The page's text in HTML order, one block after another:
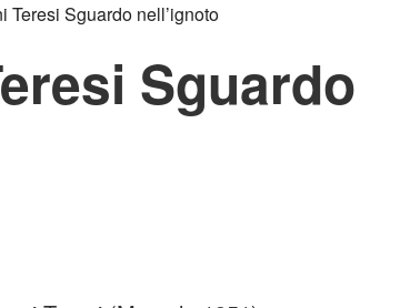
Teresi Sguardo nell’ignoto
Sguardo